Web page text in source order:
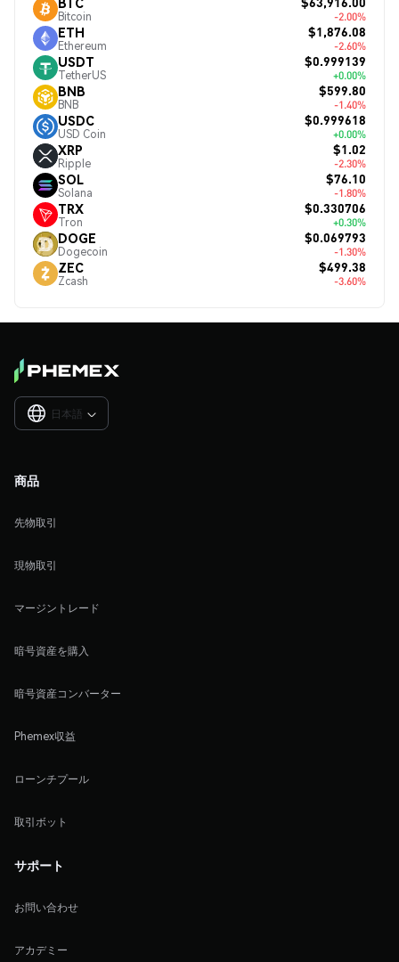
Bitcoin -2.00%
ETH
Ethereum
$1,876.08
-2.60%
USDT
TetherUS
$0.999139
+0.00%
BNB
BNB
$599.80
-1.40%
USDC
USD Coin
$0.999618
+0.00%
XRP
Ripple
$1.02
-2.30%
SOL
Solana
$76.10
-1.80%
TRX
Tron
$0.330706
+0.30%
DOGE
Dogecoin
$0.069793
-1.30%
ZEC
Zcash
$499.38
-3.60%
日本語 
商品
先物取引
現物取引
マージントレード
暗号資産を購入
暗号資産コンバーター
Phemex収益
ローンチプール
取引ボット
サポート
お問い合わせ
アカデミー